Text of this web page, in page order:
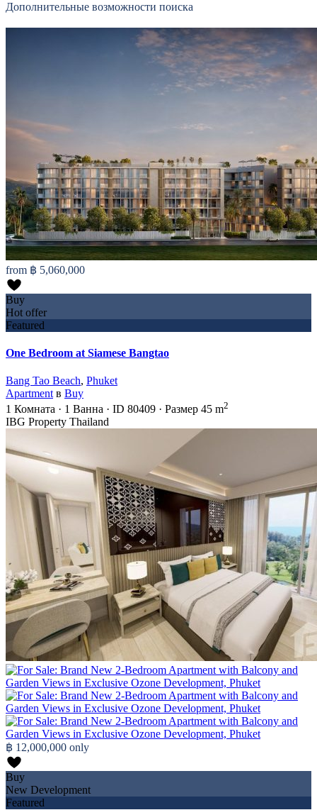
Дополнительные возможности поиска
from ฿ 5,060,000
Buy
Hot offer
Featured
One Bedroom at Siamese Bangtao
Bang Tao Beach, Phuket
Apartment в Buy
1 Комната · 1 Ванна · ID 80409 · Размер 45 m2
IBG Property Thailand
฿ 12,000,000 only
Buy
New Development
Featured